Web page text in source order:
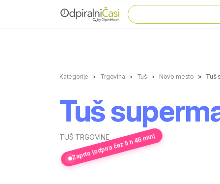
Kategorije Trgovina Tuš Novo mesto Tuš
Tuš
TUŠ TRGOVINE
Zaprto (odpira čez 5 h 46 min)